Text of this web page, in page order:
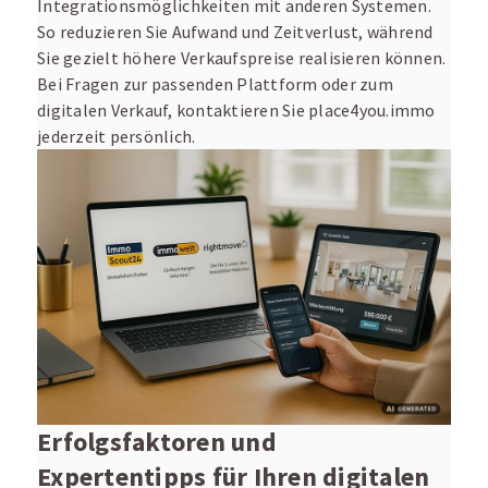
Integrationsmöglichkeiten mit anderen Systemen.
So reduzieren Sie Aufwand und Zeitverlust, während
Sie gezielt höhere Verkaufspreise realisieren können.
Bei Fragen zur passenden Plattform oder zum
digitalen Verkauf, kontaktieren Sie place4you.immo
jederzeit persönlich.
Erfolgsfaktoren und
Expertentipps für Ihren digitalen